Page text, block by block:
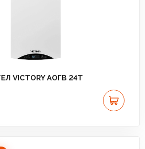
VICTORY АОГВ 24T